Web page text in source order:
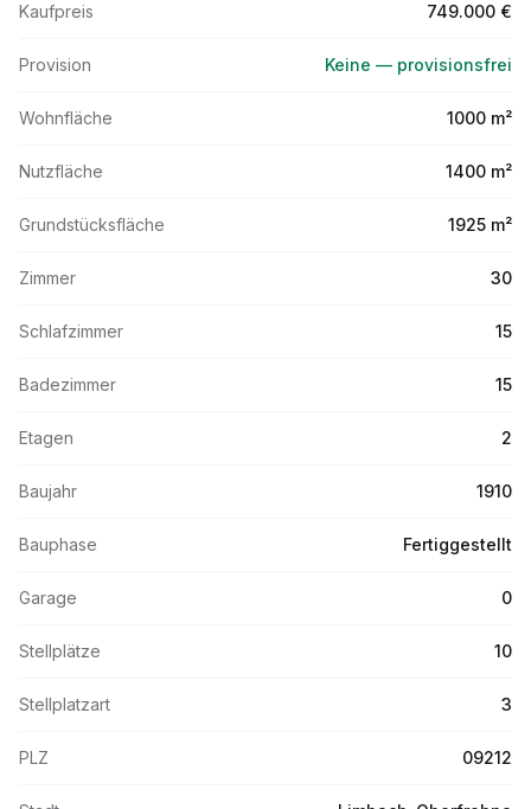
Kaufpreis 749.000 €
Provision Keine — provisionsfrei
Wohnfläche 1000 m²
Nutzfläche 1400 m²
Grundstücksfläche 1925 m²
Zimmer 30
Schlafzimmer 15
Badezimmer 15
Etagen 2
Baujahr 1910
Bauphase Fertiggestellt
Garage 0
Stellplätze 10
Stellplatzart 3
PLZ 09212